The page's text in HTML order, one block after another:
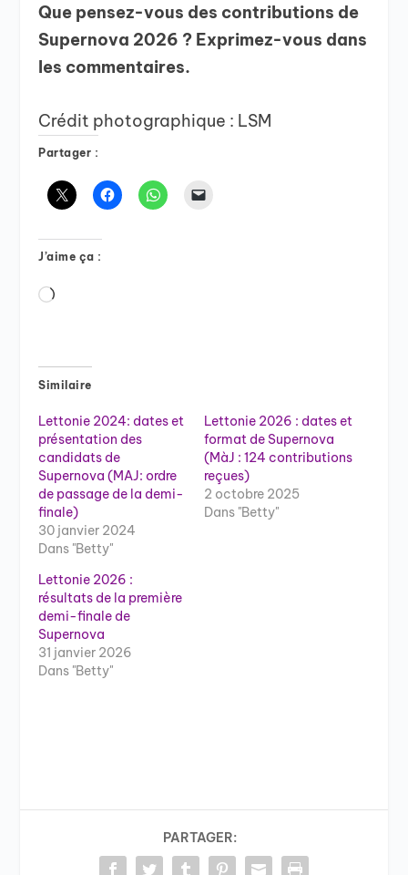
Que pensez-vous des contributions de
Supernova 2026 ? Exprimez-vous dans
les commentaires.
Crédit photographique : LSM
Partager :
J’aime ça :
Chargement…
Similaire
Lettonie 2024: dates et
présentation des
candidats de
Supernova (MAJ: ordre
de passage de la demi-
finale)
30 janvier 2024
Dans "Betty"
Lettonie 2026 : dates et
format de Supernova
(MàJ : 124 contributions
reçues)
2 octobre 2025
Dans "Betty"
Lettonie 2026 :
résultats de la première
demi-finale de
Supernova
31 janvier 2026
Dans "Betty"
PARTAGER: